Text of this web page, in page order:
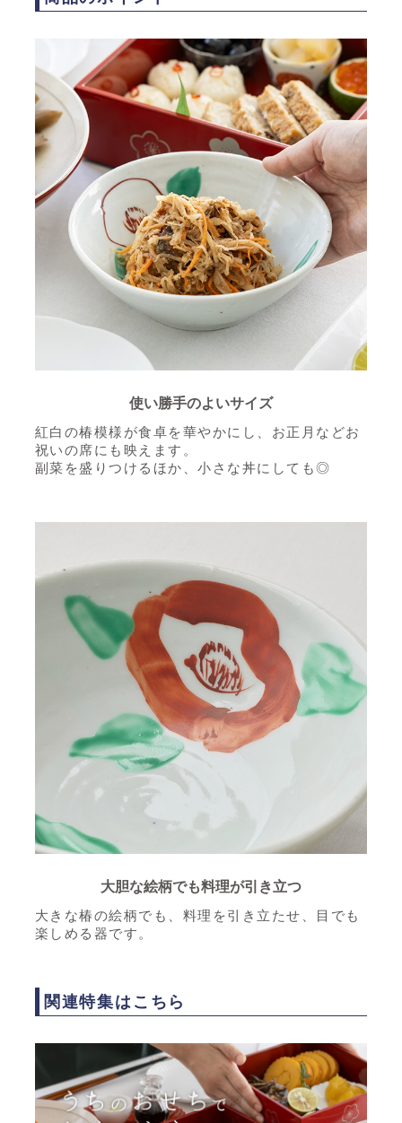
使い勝手のよいサイズ
紅白の椿模様が食卓を華やかにし、お正月などお
祝いの席にも映えます。
副菜を盛りつけるほか、小さな丼にしても◎
大胆な絵柄でも料理が引き立つ
大きな椿の絵柄でも、料理を引き立たせ、目でも
楽しめる器です。
関連特集はこちら